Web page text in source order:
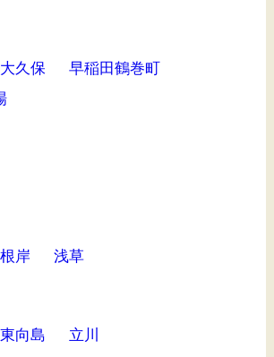
大久保
早稲田鶴巻町
根岸 浅草
東向島 立川